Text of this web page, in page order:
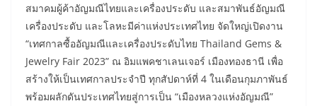
สมาคมผู้ค้าอัญมณีไทยและเครื่องประดับ และสมาพันธ์อัญมณี
เครื่องประดับ และโลหะมีค่าแห่งประเทศไทย จัดใหญ่เปิดงาน
“เทศกาลซื้ออัญมณีและเครื่องประดับไทย Thailand Gems &
Jewelry Fair 2023” ณ อิมแพคชาเลนเจอร์ เมืองทองธานี เพื่อ
สร้างให้เป็นเทศกาลประจำปี ทุกสัปดาห์ที่ 4 ในเดือนกุมภาพันธ์
พร้อมผลักดันประเทศไทยสู่การเป็น “เมืองหลวงแห่งอัญมณี”